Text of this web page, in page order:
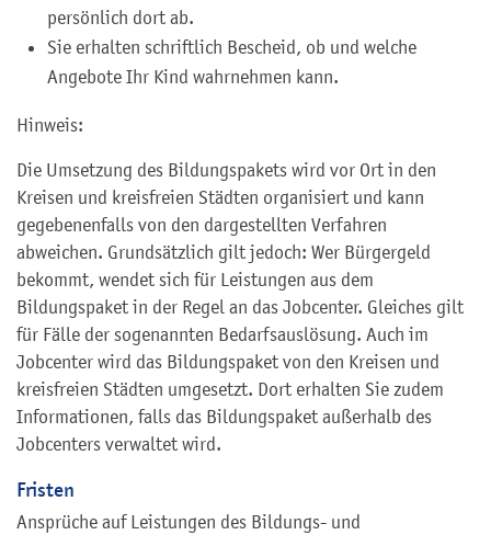
persönlich dort ab.
Sie erhalten schriftlich Bescheid, ob und welche
Angebote Ihr Kind wahrnehmen kann.
Hinweis:
Die Umsetzung des Bildungspakets wird vor Ort in den
Kreisen und kreisfreien Städten organisiert und kann
gegebenenfalls von den dargestellten Verfahren
abweichen. Grundsätzlich gilt jedoch: Wer Bürgergeld
bekommt, wendet sich für Leistungen aus dem
Bildungspaket in der Regel an das Jobcenter. Gleiches gilt
für Fälle der sogenannten Bedarfsauslösung. Auch im
Jobcenter wird das Bildungspaket von den Kreisen und
kreisfreien Städten umgesetzt. Dort erhalten Sie zudem
Informationen, falls das Bildungspaket außerhalb des
Jobcenters verwaltet wird.
Fristen
Ansprüche auf Leistungen des Bildungs- und